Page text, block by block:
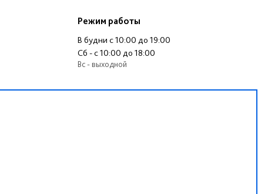
Режим работы
В будни c 10:00 до 19:00
Сб - c 10:00 до 18:00
Вс - выходной